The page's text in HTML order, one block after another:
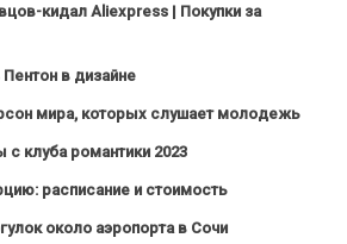
кидал Aliexpress | Покупки за
в дизайне
мира, которых слушает молодежь
клуба романтики 2023
расписание и стоимость
около аэропорта в Сочи